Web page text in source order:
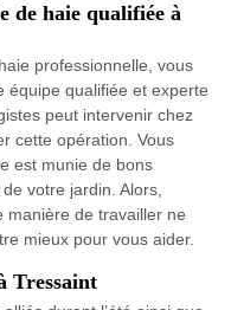
de haie qualifiée à
professionnelle, vous
équipe qualifiée et experte
peut intervenir chez
cette opération. Vous
est munie de bons
votre jardin. Alors,
manière de travailler ne
mieux pour vous aider.
Tressaint